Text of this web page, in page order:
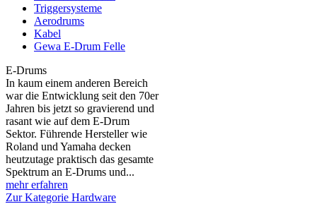
Triggersysteme
Aerodrums
Kabel
Gewa E-Drum Felle
E-Drums
In kaum einem anderen Bereich
war die Entwicklung seit den 70er
Jahren bis jetzt so gravierend und
rasant wie auf dem E-Drum
Sektor. Führende Hersteller wie
Roland und Yamaha decken
heutzutage praktisch das gesamte
Spektrum an E-Drums und...
mehr erfahren
Zur Kategorie Hardware